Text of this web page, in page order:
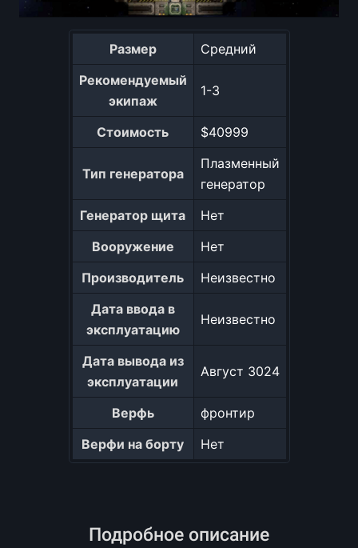
Размер
Средний
Рекомендуемый
экипаж
1-3
Стоимость $40999
Тип генератора
Плазменный
генератор
Генератор щита
Нет
Вооружение
Нет
Производитель
Неизвестно
Дата ввода в
эксплуатацию
Неизвестно
Дата вывода из
эксплуатации
Август 3024
Верфь
фронтир
Верфи на борту
Нет
Подробное описание